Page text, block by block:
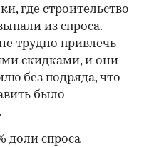
где строительство
из спроса.
трудно привлечь
скидками, и они
без подряда, что
было
доли спроса